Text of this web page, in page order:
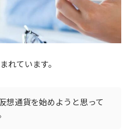
れています。
想通貨を始めようと思って